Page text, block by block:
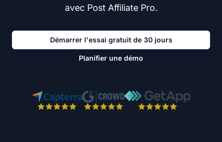
avec Post Affiliate Pro.
Démarrer l'essai gratuit de 30 jours
Planifier une démo